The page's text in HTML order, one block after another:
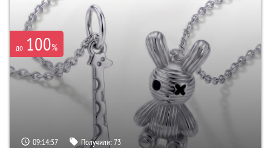
до 100%
09:14:56 Получили:73